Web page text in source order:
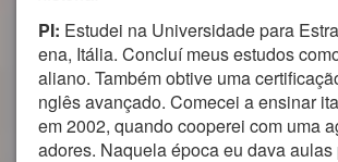
PI: Estudei na Universidade para
ena, Itália. Concluí meus estudos
aliano. Também obtive uma
nglês avançado. Comecei a ensinar
em 2002, quando cooperei com uma
adores. Naquela época eu dava aulas